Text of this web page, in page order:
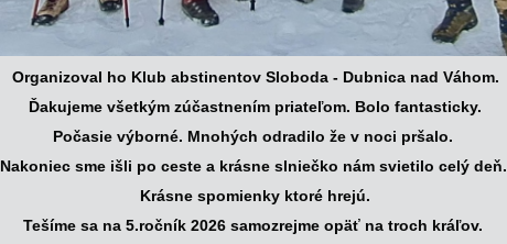
Organizoval ho Klub abstinentov Sloboda - Dubnica nad Váhom.
Ďakujeme všetkým zúčastnením priateľom. Bolo fantasticky.
Počasie výborné. Mnohých odradilo že v noci pršalo.
Nakoniec sme išli po ceste a krásne slniečko nám svietilo celý deň.
Krásne spomienky ktoré hrejú.
Tešíme sa na 5.ročník 2026 samozrejme opäť na troch kráľov.